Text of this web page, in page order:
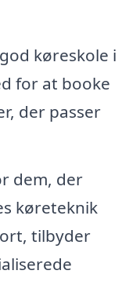
køreskole i
for at booke
der passer
dem, der
køreteknik
tilbyder